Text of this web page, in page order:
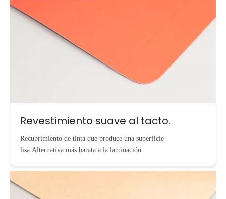
Revestimiento suave al tacto.
Recubrimiento de tinta que produce una superficie
lisa.Alternativa más barata a la laminación